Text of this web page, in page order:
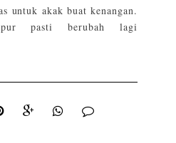
untuk akak buat kenangan.
pasti berubah lagi